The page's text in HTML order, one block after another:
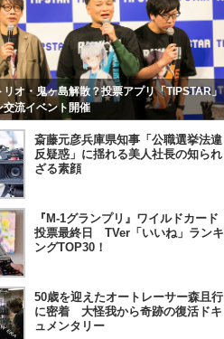
リオ・鬼ヶ島解散？投票アプリ「TIPSTAR」
交流イベント開催
斎藤元彦兵庫県知事「公職選挙法違
反疑惑」に揺れる美人社長の知られ
ざる素顔
『M-1グランプリ』ワイルドカード
投票最終日 TVer「いいね」ランキ
ングTOP30！
50歳を迎えたオートレーサー森且行
に密着 大怪我から奇跡の復活ドキ
ュメンタリー